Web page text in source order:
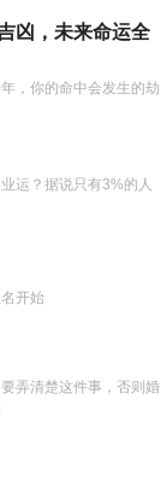
凶，未来命运全
，你的命中会发生的劫
运？据说只有3%的人
开始
弄清楚这件事，否则婚